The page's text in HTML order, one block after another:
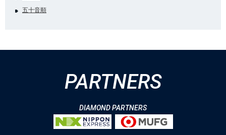
五十音順
PARTNERS
DIAMOND PARTNERS